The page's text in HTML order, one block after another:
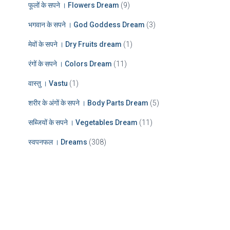
फूलों के सपने । Flowers Dream (9)
भगवान के सपने । God Goddess Dream (3)
मेवों के सपने । Dry Fruits dream (1)
रंगों के सपने । Colors Dream (11)
वास्तु । Vastu (1)
शरीर के अंगों के सपने । Body Parts Dream (5)
सब्जियों के सपने । Vegetables Dream (11)
स्वपनफल । Dreams (308)